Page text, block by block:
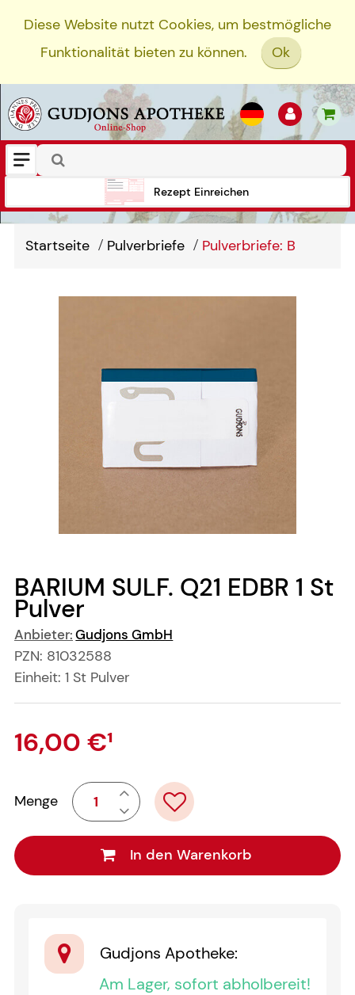
Diese Website nutzt Cookies, um bestmögliche
Funktionalität bieten zu können.
Ok
Rezept Einreichen
Startseite Pulverbriefe Pulverbriefe: B
BARIUM SULF. Q21 EDBR 1 St
Pulver
Anbieter:Gudjons GmbH
PZN: 81032588
Einheit: 1 StPulver
16,00 €¹
Menge
In den Warenkorb
Gudjons Apotheke:
Am Lager, sofort abholbereit!